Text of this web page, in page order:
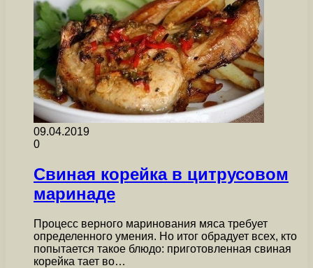
09.04.2019
0
Свиная корейка в цитрусовом
маринаде
Процесс верного маринования мяса требует
определенного умения. Но итог обрадует всех, кто
попытается такое блюдо: приготовленная свиная
корейка тает во…